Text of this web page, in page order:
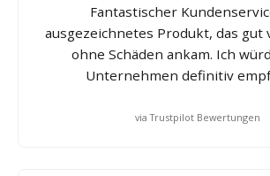
Fantastischer
ausgezeichnetes Produkt, das gut
ohne Schäden ankam. Ich
Unternehmen definitiv
via Trustpilot Bewertungen